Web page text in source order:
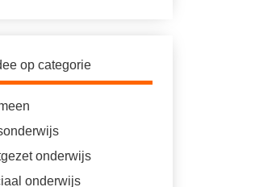
op categorie
onderwijs
onderwijs